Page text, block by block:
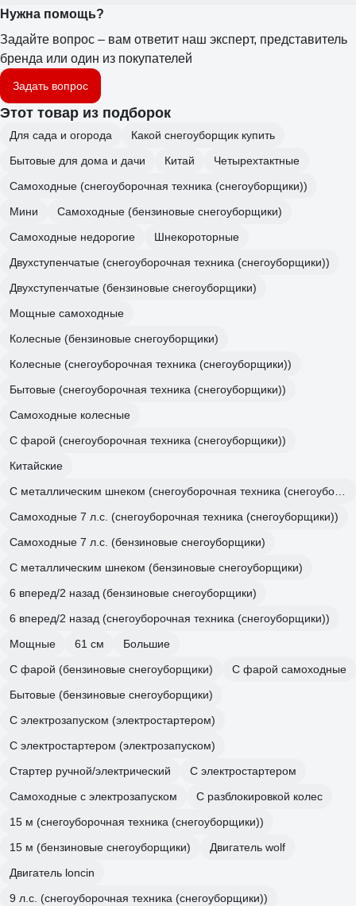
Нужна помощь?
Задайте вопрос – вам ответит наш эксперт, представитель
бренда или один из покупателей
Задать вопрос
Этот товар из подборок
Для сада и огорода
Какой снегоуборщик купить
Бытовые для дома и дачи
Китай
Четырехтактные
Самоходные (снегоуборочная техника (снегоуборщики))
Мини
Самоходные (бензиновые снегоуборщики)
Самоходные недорогие
Шнекороторные
Двухступенчатые (снегоуборочная техника (снегоуборщики))
Двухступенчатые (бензиновые снегоуборщики)
Мощные самоходные
Колесные (бензиновые снегоуборщики)
Колесные (снегоуборочная техника (снегоуборщики))
Бытовые (снегоуборочная техника (снегоуборщики))
Самоходные колесные
С фарой (снегоуборочная техника (снегоуборщики))
Китайские
С металлическим шнеком (снегоуборочная техника (снегоуборщики))
Самоходные 7 л.с. (снегоуборочная техника (снегоуборщики))
Самоходные 7 л.с. (бензиновые снегоуборщики)
С металлическим шнеком (бензиновые снегоуборщики)
6 вперед/2 назад (бензиновые снегоуборщики)
6 вперед/2 назад (снегоуборочная техника (снегоуборщики))
Мощные
61 см
Большие
С фарой (бензиновые снегоуборщики)
С фарой самоходные
Бытовые (бензиновые снегоуборщики)
С электрозапуском (электростартером)
С электростартером (электрозапуском)
Стартер ручной/электрический
С электростартером
Самоходные с электрозапуском
С разблокировкой колес
15 м (снегоуборочная техника (снегоуборщики))
15 м (бензиновые снегоуборщики)
Двигатель wolf
Двигатель loncin
9 л.с. (снегоуборочная техника (снегоуборщики))